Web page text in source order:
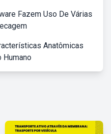
Fazem Uso De Várias
Anatômicas
Humano